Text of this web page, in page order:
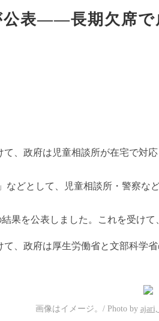
公表――長期欠席
、政府は児童相談所が在宅で
どとして、児童相談所・警察な
果を公表しました。これを受け
、政府は厚生労働省と文部科学
画像はイメージ。/ Photo by ajari,